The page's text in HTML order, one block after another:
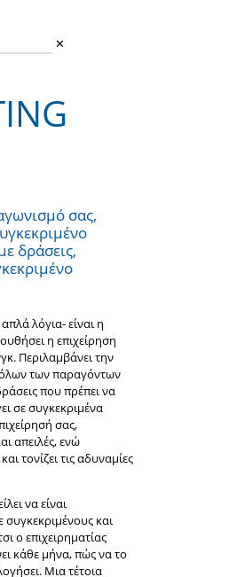
✕
σας,
δράσεις,
λόγια- είναι η
η επιχείρηση
Περιλαμβάνει την
των παραγόντων
που πρέπει να
σε συγκεκριμένα
σας,
απειλές, ενώ
τονίζει τις αδυναμίες
να είναι
και
ο επιχειρηματίας
κάθε μήνα, πώς να το
Μια τέτοια